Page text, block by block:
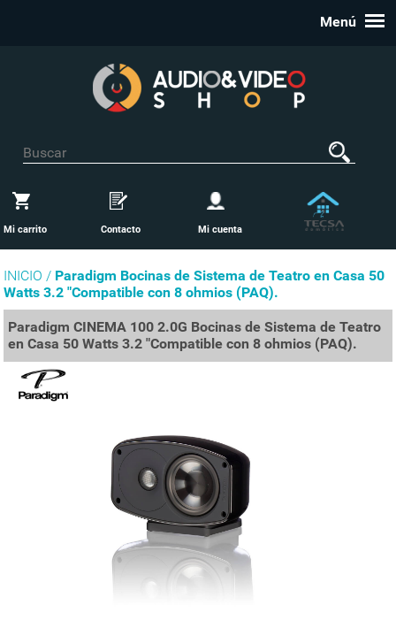
Menú
Mi carrito Contacto Mi cuenta
INICIO / Paradigm Bocinas de Sistema de Teatro en Casa 50
Watts 3.2 "Compatible con 8 ohmios (PAQ).
Paradigm CINEMA 100 2.0G Bocinas de Sistema de Teatro
en Casa 50 Watts 3.2 "Compatible con 8 ohmios (PAQ).